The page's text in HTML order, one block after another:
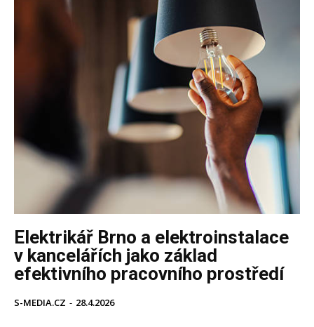
Elektrikář Brno a elektroinstalace
v kancelářích jako základ
efektivního pracovního prostředí
S-MEDIA.CZ - 28.4.2026